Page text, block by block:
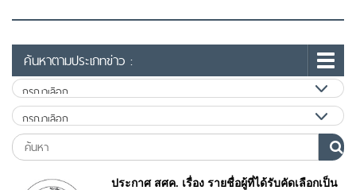
ค้นหาตามประเภทข่าว :
ประกาศ สศค. เรื่อง รายชื่อผู้ที่ได้รับคัดเลือกเป็น